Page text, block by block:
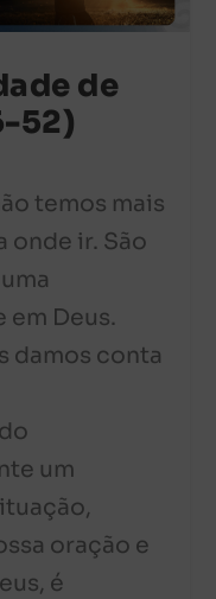
de
52)
temos mais
onde ir. São
Deus.
damos conta
um
oração e
é